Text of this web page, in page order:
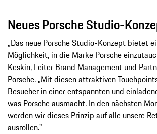
Neues Porsche Studio-
„Das neue Porsche Studio-Konzept bietet
Möglichkeit, in die Marke Porsche
Keskin, Leiter Brand Management und
Porsche. „Mit diesen attraktiven
Besucher in einer entspannten und
was Porsche ausmacht. In den nächsten
werden wir dieses Prinzip auf alle unsere
ausrollen."